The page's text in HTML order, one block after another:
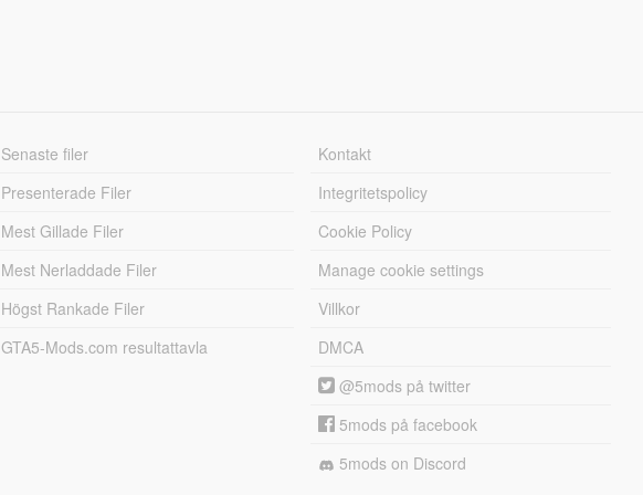
Senaste filer
Presenterade Filer
Mest Gillade Filer
Mest Nerladdade Filer
Högst Rankade Filer
GTA5-Mods.com resultattavla
Kontakt
Integritetspolicy
Cookie Policy
Manage cookie settings
Villkor
DMCA
@5mods på twitter
5mods på facebook
5mods on Discord